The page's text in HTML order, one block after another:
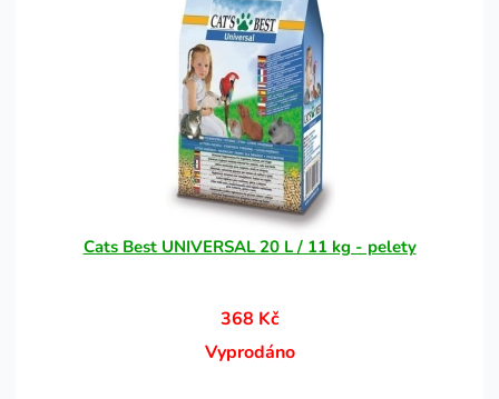
Cats Best UNIVERSAL 20 L / 11 kg - pelety
368 Kč
Vyprodáno